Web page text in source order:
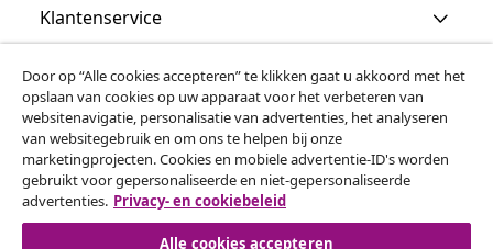
Klantenservice
Zakelijk
vidaXL
Ontdek meer
Door op “Alle cookies accepteren” te klikken gaat u akkoord met het
opslaan van cookies op uw apparaat voor het verbeteren van
websitenavigatie, personalisatie van advertenties, het analyseren
van websitegebruik en om ons te helpen bij onze
marketingprojecten. Cookies en mobiele advertentie-ID's worden
gebruikt voor gepersonaliseerde en niet-gepersonaliseerde
advertenties. Privacy- en cookiebeleid
Alle cookies accepteren